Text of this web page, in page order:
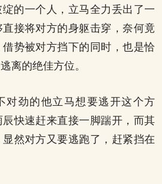
的一个人，立马全力丢出了一
接将对方的身躯击穿，奈何竟
势被对方挡下的同时，也是恰
离的绝佳方位。
对劲的他立马想要逃开这个方
快速赶来直接一脚踹开，而其
然对方又要逃跑了，赶紧挡在